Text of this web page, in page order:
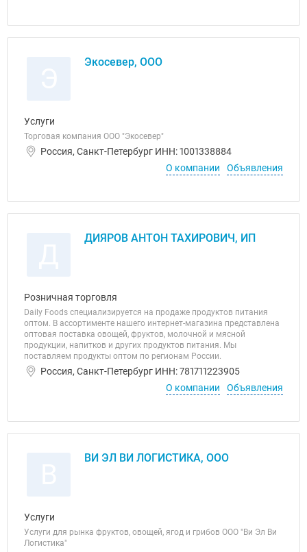
Экосевер, ООО
Услуги
Торговая компания ООО "Экосевер"
Россия, Санкт-Петербург ИНН: 1001338884
О компании
Объявления
ДИЯРОВ АНТОН ТАХИРОВИЧ, ИП
Розничная торговля
Daily Foods специализируется на продаже продуктов питания
оптом. В ассортименте нашего интернет-магазина представлена
оптовая поставка овощей, фруктов, молочной и мясной
продукции, напитков и других продуктов питания. Мы
поставляем продукты оптом по регионам России.
Россия, Санкт-Петербург ИНН: 781711223905
О компании
Объявления
ВИ ЭЛ ВИ ЛОГИСТИКА, ООО
Услуги
Услуги для рынка фруктов, овощей, ягод и грибов ООО "Ви Эл Ви
Логистика"